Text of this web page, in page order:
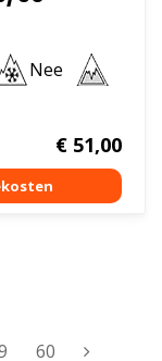
Nee
€51,00
60